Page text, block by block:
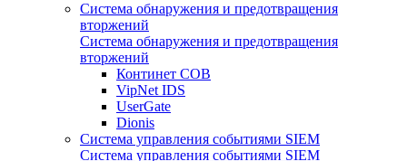
Система обнаружения и предотвращения
вторжений
Система обнаружения и предотвращения
вторжений
Континет СОВ
VipNet IDS
UserGate
Dionis
Система управления событиями SIEM
Система управления событиями SIEM